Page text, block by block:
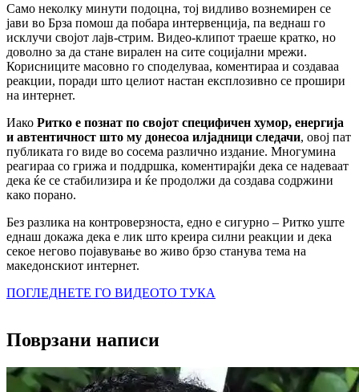
Само неколку минути подоцна, тој видливо вознемирен се
јави во Брза помош да побара интервенција, па веднаш го
исклучи својот лајв-стрим. Видео-клипот траеше кратко, но
доволно за да стане вирален на сите социјални мрежи.
Корисниците масовно го споделуваа, коментираа и создаваа
реакции, поради што целиот настан експлозивно се прошири
на интернет.
Иако Ритко е познат по својот специфичен хумор, енергија
и автентичност што му донесоа илјадници следачи, овој пат
публиката го виде во сосема различно издание. Многумина
реагираа со грижа и поддршка, коментирајќи дека се надеваат
дека ќе се стабилизира и ќе продолжи да создава содржини
како порано.
Без разлика на контроверзноста, едно е сигурно – Ритко уште
еднаш докажа дека е лик што креира силни реакции и дека
секое негово појавување во живо брзо станува тема на
македонскиот интернет.
ПОГЛЕДНЕТЕ ГО ВИДЕОТО ТУКА
Поврзани написи